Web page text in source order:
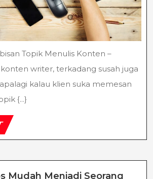
Topik Menulis Konten –
writer, terkadang susah juga
kalau klien suka memesan
{...}
VIEW
Mudah Menjadi Seorang